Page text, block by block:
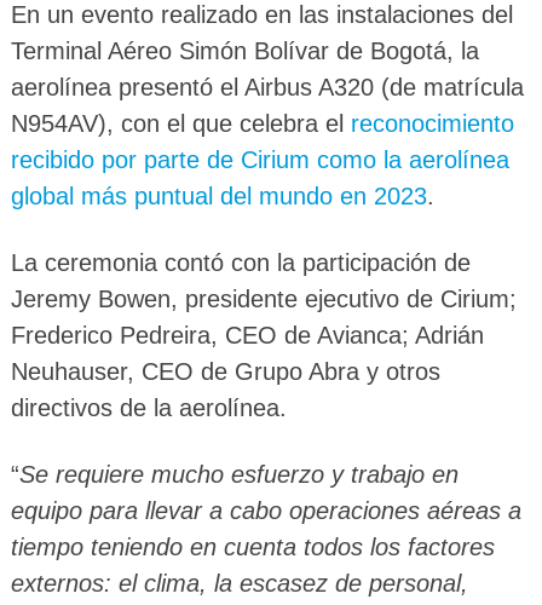
En un evento realizado en las instalaciones del
Terminal Aéreo Simón Bolívar de Bogotá, la
aerolínea presentó el Airbus A320 (de matrícula
N954AV), con el que celebra el reconocimiento
recibido por parte de Cirium como la aerolínea
global más puntual del mundo en 2023.
La ceremonia contó con la participación de
Jeremy Bowen, presidente ejecutivo de Cirium;
Frederico Pedreira, CEO de Avianca; Adrián
Neuhauser, CEO de Grupo Abra y otros
directivos de la aerolínea.
“Se requiere mucho esfuerzo y trabajo en
equipo para llevar a cabo operaciones aéreas a
tiempo teniendo en cuenta todos los factores
externos: el clima, la escasez de personal,